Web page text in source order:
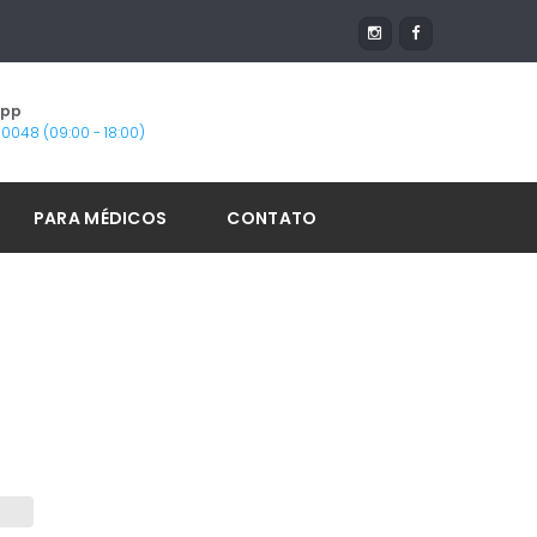
0048 (09:00 - 18:00)
PARA MÉDICOS CONTATO